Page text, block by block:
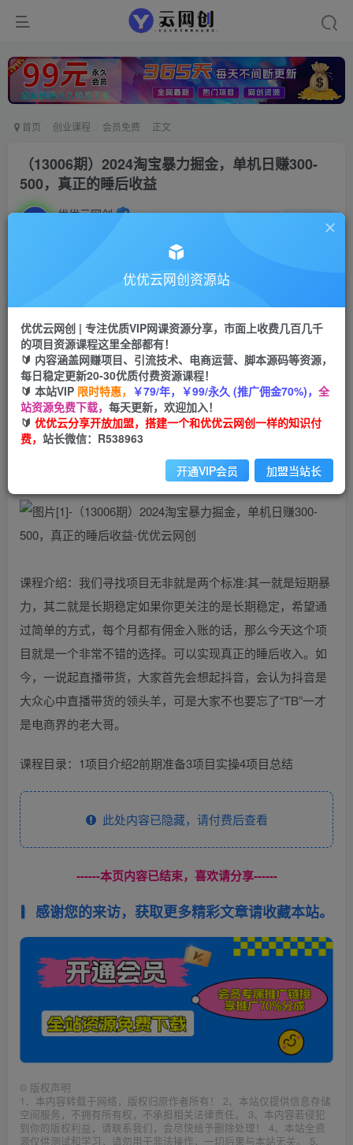
首页 创业课程 会员免费 正文
（13006期）2024淘宝暴力掘金，单机日赚300-
500，真正的睡后收益
优优云网创 私信
云币 9.9 云币99
会员免费
立即购买
您当前未登录！建议登陆后购买，可保存购买订单
课程介绍：我们寻找项目无非就是两个标准:其一就是短期暴
力，其二就是长期稳定如果你更关注的是长期稳定，希望通
过简单的方式，每个月都有佣金入账的话，那么今天这个项
目就是一个非常不错的选择。可以实现真正的睡后收入。如
今，一说起直播带货，大家首先会想起抖音，会认为抖音是
大众心中直播带货的领头羊，可是大家不也要忘了“TB”一才
是电商界的老大哥。
课程目录：1项目介绍2前期准备3项目实操4项目总结
此处内容已隐藏，请付费后查看
------本页内容已结束，喜欢请分享------
感谢您的来访，获取更多精彩文章请收藏本站。
© 版权声明
1、本内容转载于网络，版权归原作者所有！ 2、本站仅提供信息存储
空间服务，不拥有所有权，不承担相关法律责任。 3、本内容若侵犯
到你的版权利益，请联系我们，会尽快给予删除处理！ 4、本站全资
源仅供测试和学习，请勿用于非法操作，一切后果与本站无关。 5、
优优云网创资源站
优优云网创 | 专注优质VIP网课资源分享，市面上收费几百几千
的项目资源课程这里全部都有！
🔰 内容涵盖网赚项目、引流技术、电商运营、脚本源码等资源，
每日稳定更新20-30优质付费资源课程！
🔰 本站VIP 限时特惠， ￥79/年，￥99/永久 (推广佣金70%)， 全
站资源免费下载， 每天更新，欢迎加入！
🔰 优优云分享开放加盟，搭建一个和优优云网创一样的知识付
费， 站长微信：R538963
开通VIP会员 加盟当站长